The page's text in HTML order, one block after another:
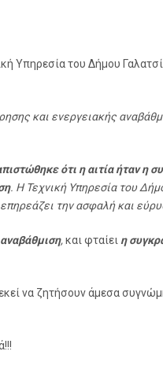
Υπηρεσία του Δήμου
και ενεργειακής
ότι η αιτία ήταν η
. Η Τεχνική Υπηρεσία του
την ασφαλή και
,και φταίει η
να ζητήσουν άμεσα